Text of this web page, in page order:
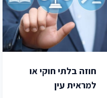
חוזה בלתי חוקי או
למראית עין